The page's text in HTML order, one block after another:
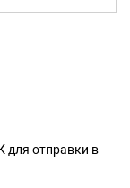
для отправки в